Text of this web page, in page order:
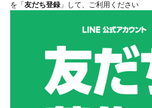
を「友だち登録 」して、ご利用ください